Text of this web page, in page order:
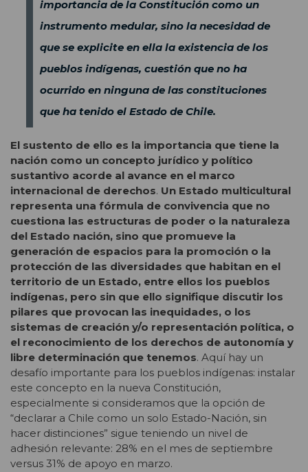
importancia de la Constitución como un
instrumento medular, sino la necesidad de
que se explicite en ella la existencia de los
pueblos indígenas, cuestión que no ha
ocurrido en ninguna de las constituciones
que ha tenido el Estado de Chile.
El sustento de ello es la importancia que tiene la
nación como un concepto jurídico y político
sustantivo acorde al avance en el marco
internacional de derechos. Un Estado multicultural
representa una fórmula de convivencia que no
cuestiona las estructuras de poder o la naturaleza
del Estado nación, sino que promueve la
generación de espacios para la promoción o la
protección de las diversidades que habitan en el
territorio de un Estado, entre ellos los pueblos
indígenas, pero sin que ello signifique discutir los
pilares que provocan las inequidades, o los
sistemas de creación y/o representación política, o
el reconocimiento de los derechos de autonomía y
libre determinación que tenemos. Aquí hay un
desafío importante para los pueblos indígenas: instalar
este concepto en la nueva Constitución,
especialmente si consideramos que la opción de
“declarar a Chile como un solo Estado-Nación, sin
hacer distinciones” sigue teniendo un nivel de
adhesión relevante: 28% en el mes de septiembre
versus 31% de apoyo en marzo.